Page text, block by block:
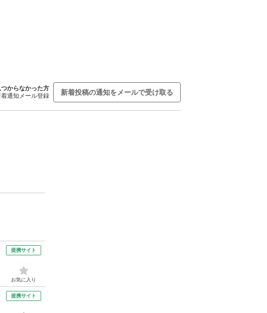
からなかった方
通知メール登録
新着投稿の通知をメールで受け取る
提携サイト
お気に入り
提携サイト